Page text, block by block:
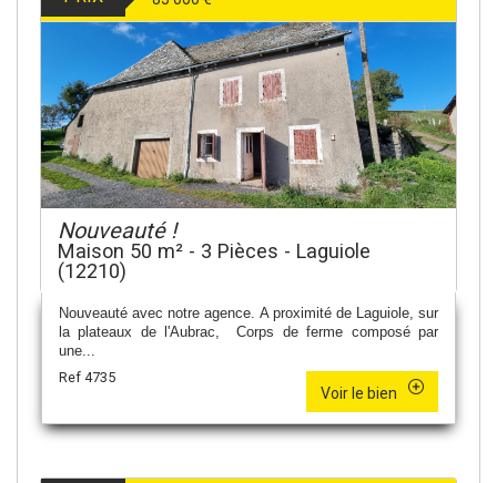
Nouveauté !
Maison 50 m² - 3 Pièces - Laguiole
(12210)
Nouveauté avec notre agence. A proximité de Laguiole, sur
la plateaux de l'Aubrac, Corps de ferme composé par
une...
Ref 4735
Voir le bien